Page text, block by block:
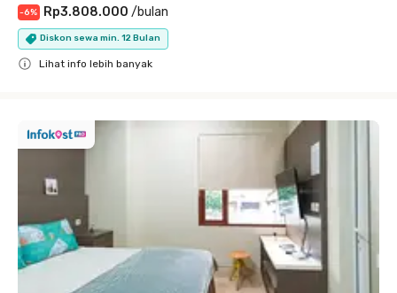
-6% Rp3.808.000 /bulan
Diskon sewa min. 12 Bulan
Lihat info lebih banyak